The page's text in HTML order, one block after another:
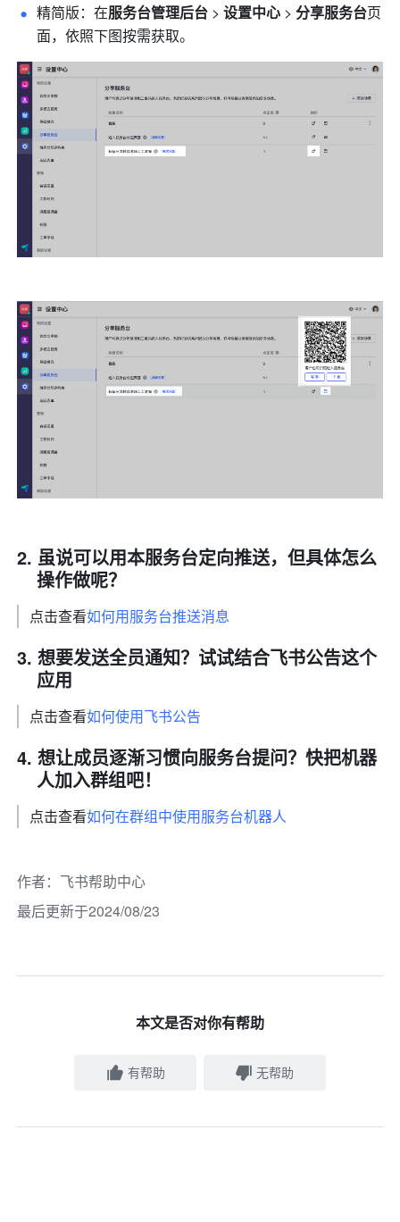
精简版：在服务台管理后台 > 设置中心 > 分享服务台页
面，依照下图按需获取。
虽说可以用本服务台定向推送，但具体怎么
操作做呢？
点击查看如何用服务台推送消息
想要发送全员通知？试试结合飞书公告这个
应用
点击查看如何使用飞书公告
想让成员逐渐习惯向服务台提问？快把机器
人加入群组吧！
点击查看如何在群组中使用服务台机器人
作者： 飞书帮助中心
最后更新于2024/08/23
本文是否对你有帮助
有帮助 无帮助